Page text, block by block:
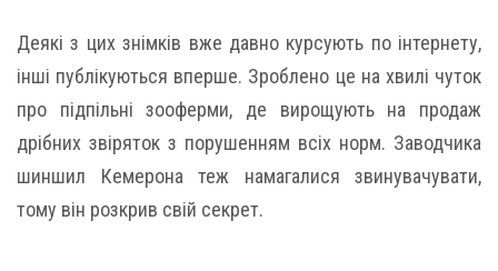
Деякі з цих знімків вже давно курсують по інтернету,
інші публікуються вперше. Зроблено це на хвилі чуток
про підпільні зооферми, де вирощують на продаж
дрібних звіряток з порушенням всіх норм. Заводчика
шиншил Кемерона теж намагалися звинувачувати,
тому він розкрив свій секрет.